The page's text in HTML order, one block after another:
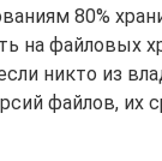
80%
на
никто из
файлов, их